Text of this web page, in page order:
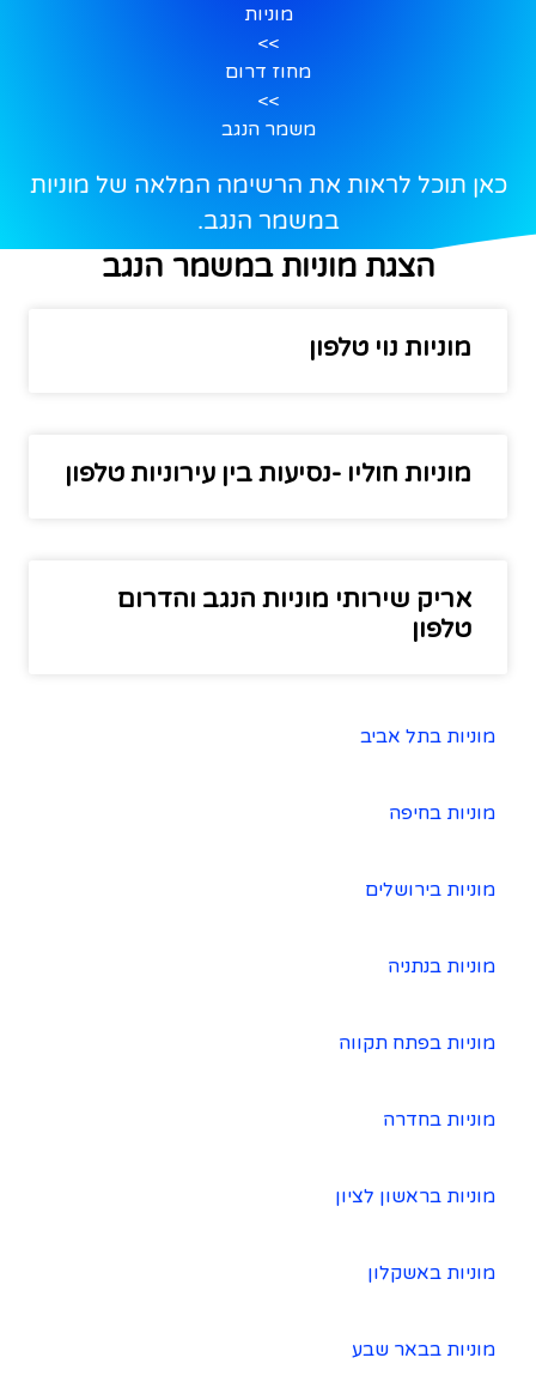
מוניות
>>
מחוז דרום
>>
משמר הנגב
כאן תוכל לראות את הרשימה המלאה של מוניות
במשמר הנגב.
הצגת מוניות במשמר הנגב
מוניות נוי טלפון
מוניות חוליו -נסיעות בין עירוניות טלפון
אריק שירותי מוניות הנגב והדרום
טלפון
מוניות בתל אביב
מוניות בחיפה
מוניות בירושלים
מוניות בנתניה
מוניות בפתח תקווה
מוניות בחדרה
מוניות בראשון לציון
מוניות באשקלון
מוניות בבאר שבע